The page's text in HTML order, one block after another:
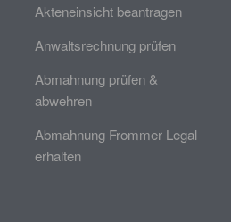
Akteneinsicht beantragen
Anwaltsrechnung prüfen
Abmahnung prüfen &
abwehren
Abmahnung Frommer Legal
erhalten